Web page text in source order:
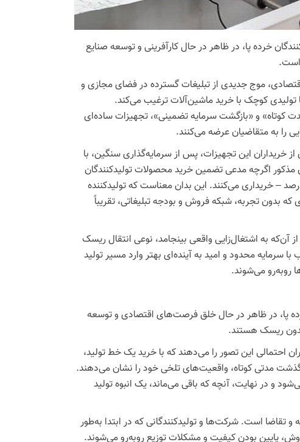
خرده پا، در ظاهر در حال کارآفرینی و توسعه صنایع
است.
موج جدیدی از تبلیغات گسترده در فضای مجازی و
تولیدی کوچک با خرید ماشین‌آلات ترغیب می‌کند.
کوتاه» و «بازگشت سرمایه تضمینی»، تجهیزات ساده‌ای
را به متقاضیان عرضه می‌کنند.
خریداران این تجهیزات، پس از سرمایه‌گذاری سنگین، با
اگرچه مدعی تضمین خرید محصولات تولیدکنندگان
اما در عمل، تنها بخشی از محصولات را – معمولاً تا سقف ۵۰ درصد – خریداری می‌کنند. این بدان معناست که تولیدکننده
که بدون تجربه، شبکه فروش و بودجه تبلیغاتی، تقریباً
به اشتغال‌زایی واقعی بینجامد، نوعی انتقال ریسک
سرمایه محدود و امید به آینده‌ای بهتر وارد مسیر تولید
روبه‌رو می‌شوند.
پا، در ظاهر در حال خلق فرصت‌های اقتصادی و توسعه
ریسک هستند.
احتمالی این تصور را می‌دهند که با خرید یک خط تولید،
گذشت مدتی کوتاه، واقعیت‌های تلخی خود را نشان می‌دهند.
و در نهایت، آنچه که باقی می‌ماند، یک انبوه تولید
است. شرکت‌ها و تولیدکنندگانی که در ابتدا به‌طور
پایین بودن کیفیت و مشکلات توزیع روبه‌رو می‌شوند.